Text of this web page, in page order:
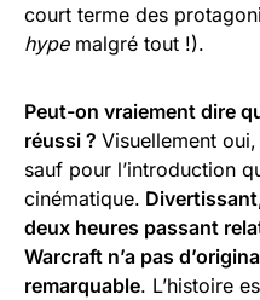
court terme des
hypemalgré tout !).
Peut-on vraiement dire
réussi ? Visuellement
sauf pour l’introduction
cinématique.
deux heures passant
Warcraft n’a pas
remarquable. L’histoire